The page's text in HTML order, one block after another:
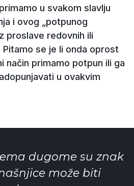
u svakom slavlju
i ovog „potpunog
proslave redovnih ili
Pitamo se je li onda oprost
način primamo potpun ili ga
u ovakvim
dugome su znak
može biti